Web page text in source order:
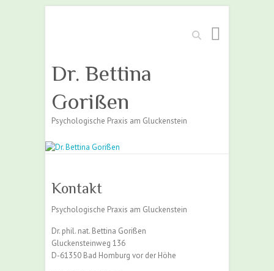
Suchen
Dr. Bettina
Gorißen
Psychologische Praxis am Gluckenstein
Kontakt
Psychologische Praxis am Gluckenstein
Dr. phil. nat. Bettina Gorißen
Gluckensteinweg 136
D-61350 Bad Homburg vor der Höhe